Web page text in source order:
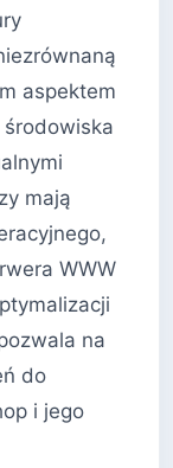
aspektem
środowiska
mają
WWW
na
do
i jego